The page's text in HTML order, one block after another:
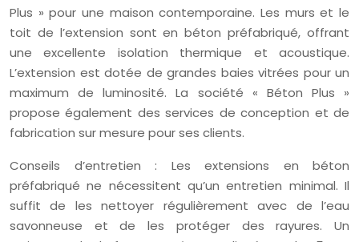
Plus » pour une maison contemporaine. Les murs et le
toit de l’extension sont en béton préfabriqué, offrant
une excellente isolation thermique et acoustique.
L’extension est dotée de grandes baies vitrées pour un
maximum de luminosité. La société « Béton Plus »
propose également des services de conception et de
fabrication sur mesure pour ses clients.
Conseils d’entretien : Les extensions en béton
préfabriqué ne nécessitent qu’un entretien minimal. Il
suffit de les nettoyer régulièrement avec de l’eau
savonneuse et de les protéger des rayures. Un